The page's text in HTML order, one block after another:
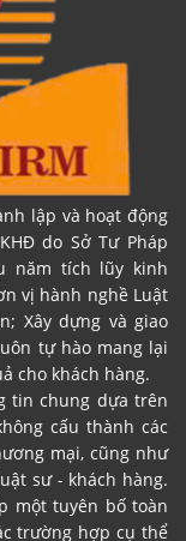
lập và hoạt động
do Sở Tư Pháp
năm tích lũy kinh
vị hành nghề Luật
Xây dựng và giao
tự hào mang lại
cho khách hàng.
tin chung dựa trên
cấu thành các
mại, cũng như
sư - khách hàng.
một tuyên bố toàn
trường hợp cụ thể